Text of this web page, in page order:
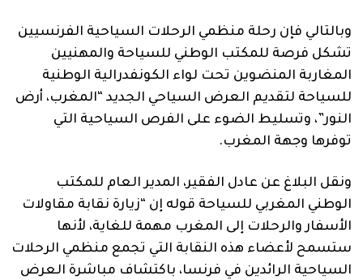
وبالتالي فإن رحلة منظمي الرحلات السياحية الفرنسيين
تشكل فرصة للمكتب الوطني للسياحة والمهنيين
المغاربة المنضوين تحت لواء الكونفدرالية الوطنية
للسياحة لتقديم العرض السياحي الجديد “المغرب، أرض
النور”، وتسليط الضوء على الفرص السياحية التي
توفرها وجهة المغرب.
ونقل البلاغ عن عادل الفقير، المدير العام للمكتب
الوطني المغربي للسياحة قوله إن “زيارة نقابة مقاولات
الأسفار والرحلات إلى المغرب مهمة للغاية، لأنها
ستسمح لأعضاء هذه النقابة التي تجمع منظمي الرحلات
السياحية الرائدين في فرنسا، باكتشاف مباشرة العرض